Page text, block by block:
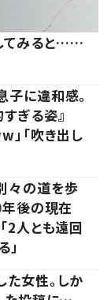
てみると……
に違和感。
ぎる姿』
」「吹き出し
々の道を歩
後の現在
人とも遠回
」
女性。しか